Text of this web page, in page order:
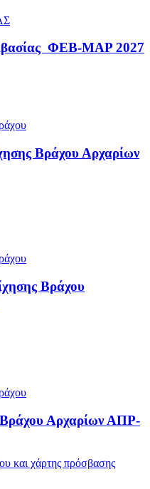
ΦΕΒ-ΜΑΡ 2027
Βράχου Αρχαρίων
Βράχου
Βράχου Αρχαρίων ΑΠΡ-
και χάρτης πρόσβασης